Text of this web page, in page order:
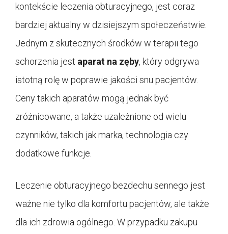
kontekście leczenia obturacyjnego, jest coraz
bardziej aktualny w dzisiejszym społeczeństwie.
Jednym z skutecznych środków w terapii tego
schorzenia jest aparat na zęby, który odgrywa
istotną rolę w poprawie jakości snu pacjentów.
Ceny takich aparatów mogą jednak być
zróżnicowane, a także uzależnione od wielu
czynników, takich jak marka, technologia czy
dodatkowe funkcje.
Leczenie obturacyjnego bezdechu sennego jest
ważne nie tylko dla komfortu pacjentów, ale także
dla ich zdrowia ogólnego. W przypadku zakupu